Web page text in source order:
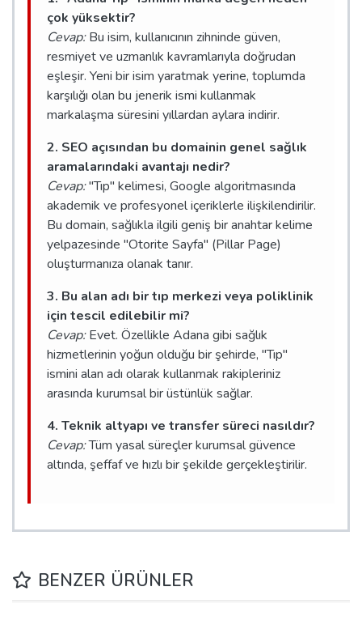
çok yüksektir?
Cevap:Bu isim, kullanıcının zihninde güven,
resmiyet ve uzmanlık kavramlarıyla doğrudan
eşleşir. Yeni bir isim yaratmak yerine, toplumda
karşılığı olan bu jenerik ismi kullanmak
markalaşma süresini yıllardan aylara indirir.
2. SEO açısından bu domainin genel sağlık
aramalarındaki avantajı nedir?
Cevap:"Tıp" kelimesi, Google algoritmasında
akademik ve profesyonel içeriklerle ilişkilendirilir.
Bu domain, sağlıkla ilgili geniş bir anahtar kelime
yelpazesinde "Otorite Sayfa" (Pillar Page)
oluşturmanıza olanak tanır.
3. Bu alan adı bir tıp merkezi veya poliklinik
için tescil edilebilir mi?
Cevap:Evet. Özellikle Adana gibi sağlık
hizmetlerinin yoğun olduğu bir şehirde, "Tıp"
ismini alan adı olarak kullanmak rakipleriniz
arasında kurumsal bir üstünlük sağlar.
4. Teknik altyapı ve transfer süreci nasıldır?
Cevap:Tüm yasal süreçler kurumsal güvence
altında, şeffaf ve hızlı bir şekilde gerçekleştirilir.
BENZER ÜRÜNLER